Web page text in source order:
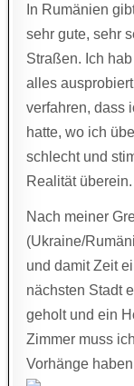
In Rumänien
sehr gute, sehr
Straßen. Ich
alles
verfahren, dass
hatte, wo ich
schlecht und
Realität überein.
Nach meiner
(Ukraine/
und damit Zeit
nächsten Stadt
geholt und ein
Zimmer muss
Vorhänge